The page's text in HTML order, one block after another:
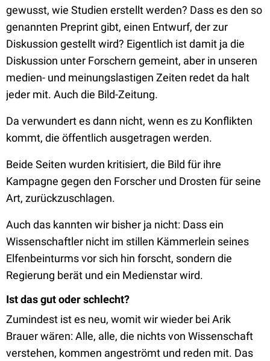
gewusst, wie Studien erstellt werden? Dass es den so
genannten Preprint gibt, einen Entwurf, der zur
Diskussion gestellt wird? Eigentlich ist damit ja die
Diskussion unter Forschern gemeint, aber in unseren
medien- und meinungslastigen Zeiten redet da halt
jeder mit. Auch die Bild-Zeitung.
Da verwundert es dann nicht, wenn es zu Konflikten
kommt, die öffentlich ausgetragen werden.
Beide Seiten wurden kritisiert, die Bild für ihre
Kampagne gegen den Forscher und Drosten für seine
Art, zurückzuschlagen.
Auch das kannten wir bisher ja nicht: Dass ein
Wissenschaftler nicht im stillen Kämmerlein seines
Elfenbeinturms vor sich hin forscht, sondern die
Regierung berät und ein Medienstar wird.
Ist das gut oder schlecht?
Zumindest ist es neu, womit wir wieder bei Arik
Brauer wären: Alle, alle, die nichts von Wissenschaft
verstehen, kommen angeströmt und reden mit. Das